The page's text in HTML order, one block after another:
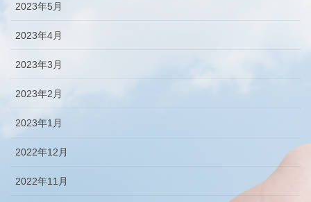
2023年5月
2023年4月
2023年3月
2023年2月
2023年1月
2022年12月
2022年11月